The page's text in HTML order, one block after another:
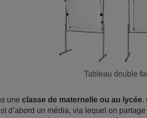
Tableau double
une classe de maternelle ou au lycée.
d’abord un média, via lequel on